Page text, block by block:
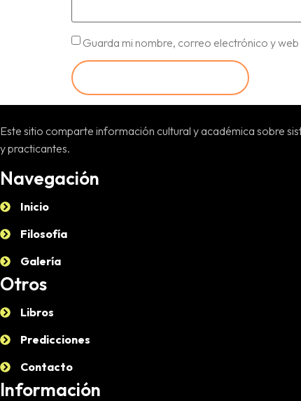
Guarda mi nombre, correo electrónico y
Este sitio comparte información cultural y académica sobre
y practicantes.
Navegación
Inicio
Filosofía
Galería
Otros
Libros
Predicciones
Contacto
Información